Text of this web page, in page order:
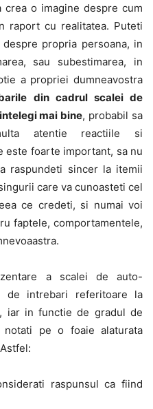
o imagine despre cum
raport cu realitatea. Puteti
propria persoana, in
sau subestimarea, in
a propriei dumneavostra
din cadrul scalei de
mai bine, probabil sa
atentie reactiile si
este foarte important, sa nu
raspundeti sincer la itemii
care va cunoasteti cel
ce credeti, si numai voi
faptele, comportamentele,
a scalei de auto-
de intrebari referitoare la
iar in functie de gradul de
pe o foaie alaturata
raspunsul ca fiind